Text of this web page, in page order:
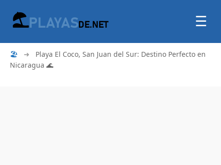
☰
🏖 ➜
Playa El Coco, San Juan del Sur: Destino Perfecto en
Nicaragua 🌊